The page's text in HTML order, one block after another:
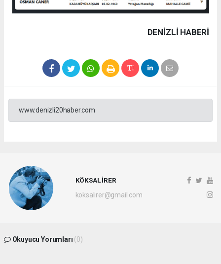
DENIZLI HABERİ
www.denizli20haber.com
KÖKSAL İRER
koksalirer@gmail.com
Okuyucu Yorumları (0)